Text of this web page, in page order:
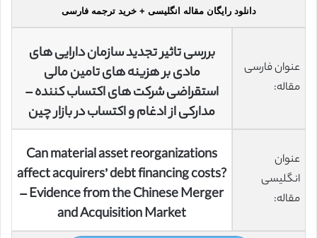
دانلود رایگان مقاله انگلیسی + خرید ترجمه فارسی
عنوان فارسی
مقاله:
بررسی تاثیر تجدید سازمان دارایی های
مادی بر هزینه های تامین مالی
استقراضی شرکت های اکتساب کننده –
مدارکی از ادغام و اکتساب در بازار چین
عنوان
انگلیسی
مقاله:
Can material asset reorganizations
affect acquirers’ debt financing costs?
– Evidence from the Chinese Merger
and Acquisition Market